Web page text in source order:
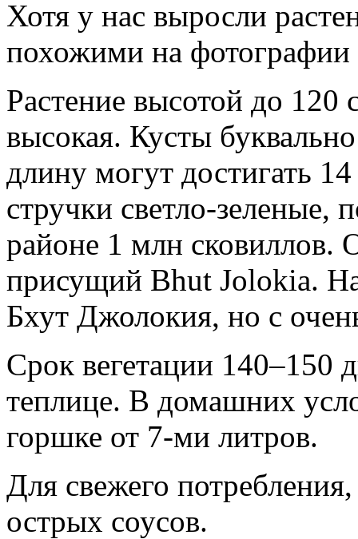
Хотя у нас выросли
похожими на фотографии
Растение высотой до 120
высокая. Кусты
длину могут достигать
стручки светло-зеленые,
районе 1 млн сковиллов.
присущий Bhut Jolokia. На
Бхут Джолокия, но с
Срок вегетации 140–150
теплице. В домашних
горшке от 7-ми литров.
Для свежего
острых соусов.